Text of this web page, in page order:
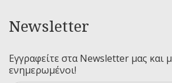
Newsletter
Εγγραφείτε στα Newsletter μας και
ενημερωμένοι!